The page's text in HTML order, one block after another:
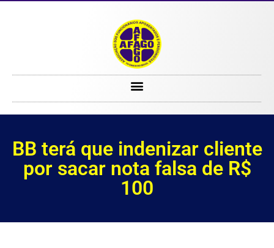
BB terá que indenizar cliente
por sacar nota falsa de R$
100